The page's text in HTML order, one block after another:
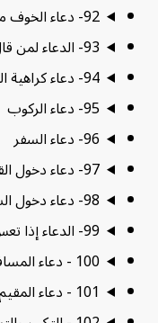
92- دعاء الخوف من الشرك
93- الدعاء لمن قال بارك الله فيك
94- دعاء كراهية الطيرة
95- دعاء الركوب
96- دعاء السفر
97- دعاء دخول القرية أو البلدة
98- دعاء دخول السوق
99- الدعاء إذا تعس المركوب
100 - دعاء المسافر للمقيم
101 - دعاء المقيم للمسافر